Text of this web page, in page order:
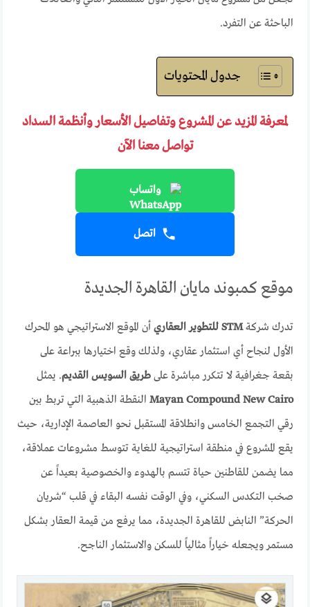
الباحثة عن التفرد.
جدول المحتويات
لمعرفة المزيد عن المشروع وتفاصيل الأسعار وأنظمة السداد
تواصل معنا الآن
واتساب
اتصل
موقع كمبوند مايان القاهرة الجديدة
تدرك شركةSTM للتطوير العقاري
أن الموقع الاستراتيجي هو المحرك
الأول لنجاح أي استثمار عقاري، ولذلك وقع اختيارها ببراعة على
بقعة جغرافية لا تتكرر مباشرة علىطريق السويس القديم. يمثل
Mayan Compound New Cairo النقطة الذهبية التي تربط بين
رقي التجمع الخامس وانطلاقة المستقبل نحو العاصمة الإدارية، حيث
يقع المشروع في منطقة استراتيجية للغاية تتوسط مشروعات عملاقة،
مما يضمن للقاطنين حياة تتسم بالهدوء والخصوصية بعيداً عن
صخب التكدس السكني، وفي الوقت نفسه البقاء في قلب “شريان
الحركة” النابض للقاهرة الجديدة، مما يرفع من قيمة العقار بشكل
مستمر ويجعله خياراً مثالياً للسكن والاستثمار الناجح.